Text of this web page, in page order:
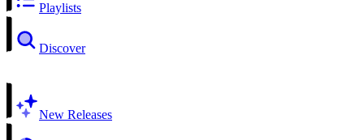
Playlists
Discover
New Releases